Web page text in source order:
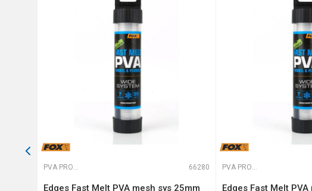
Anti-spam zaštita - izračunajte koliko je 2
PVA PROGRAM 66280
Edges Fast Melt PVA mesh sys 25mm
PVA PROGRAM
Edges Fast Melt